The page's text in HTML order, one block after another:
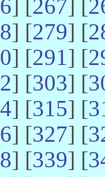
] [267] [
] [279] [
] [291] [
] [303] [
] [315] [
] [327] [
] [339] [